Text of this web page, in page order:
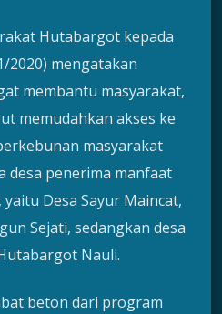
Hutabargot kepada
2020) mengatakan
membantu masyarakat,
memudahkan akses ke
masyarakat
desa penerima manfaat
Desa Sayur Maincat,
Sejati, sedangkan desa
Nauli.
beton dari program